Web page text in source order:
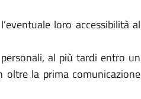
loro accessibilità al
al più tardi entro un
oltre la prima comunicazione